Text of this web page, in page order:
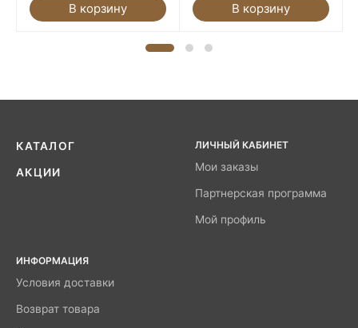
В корзину В корзину
КАТАЛОГ
АКЦИИ
ЛИЧНЫЙ КАБИНЕТ
Мои заказы
Партнерская программа
Мой профиль
ИНФОРМАЦИЯ
Условия доставки
Возврат товара